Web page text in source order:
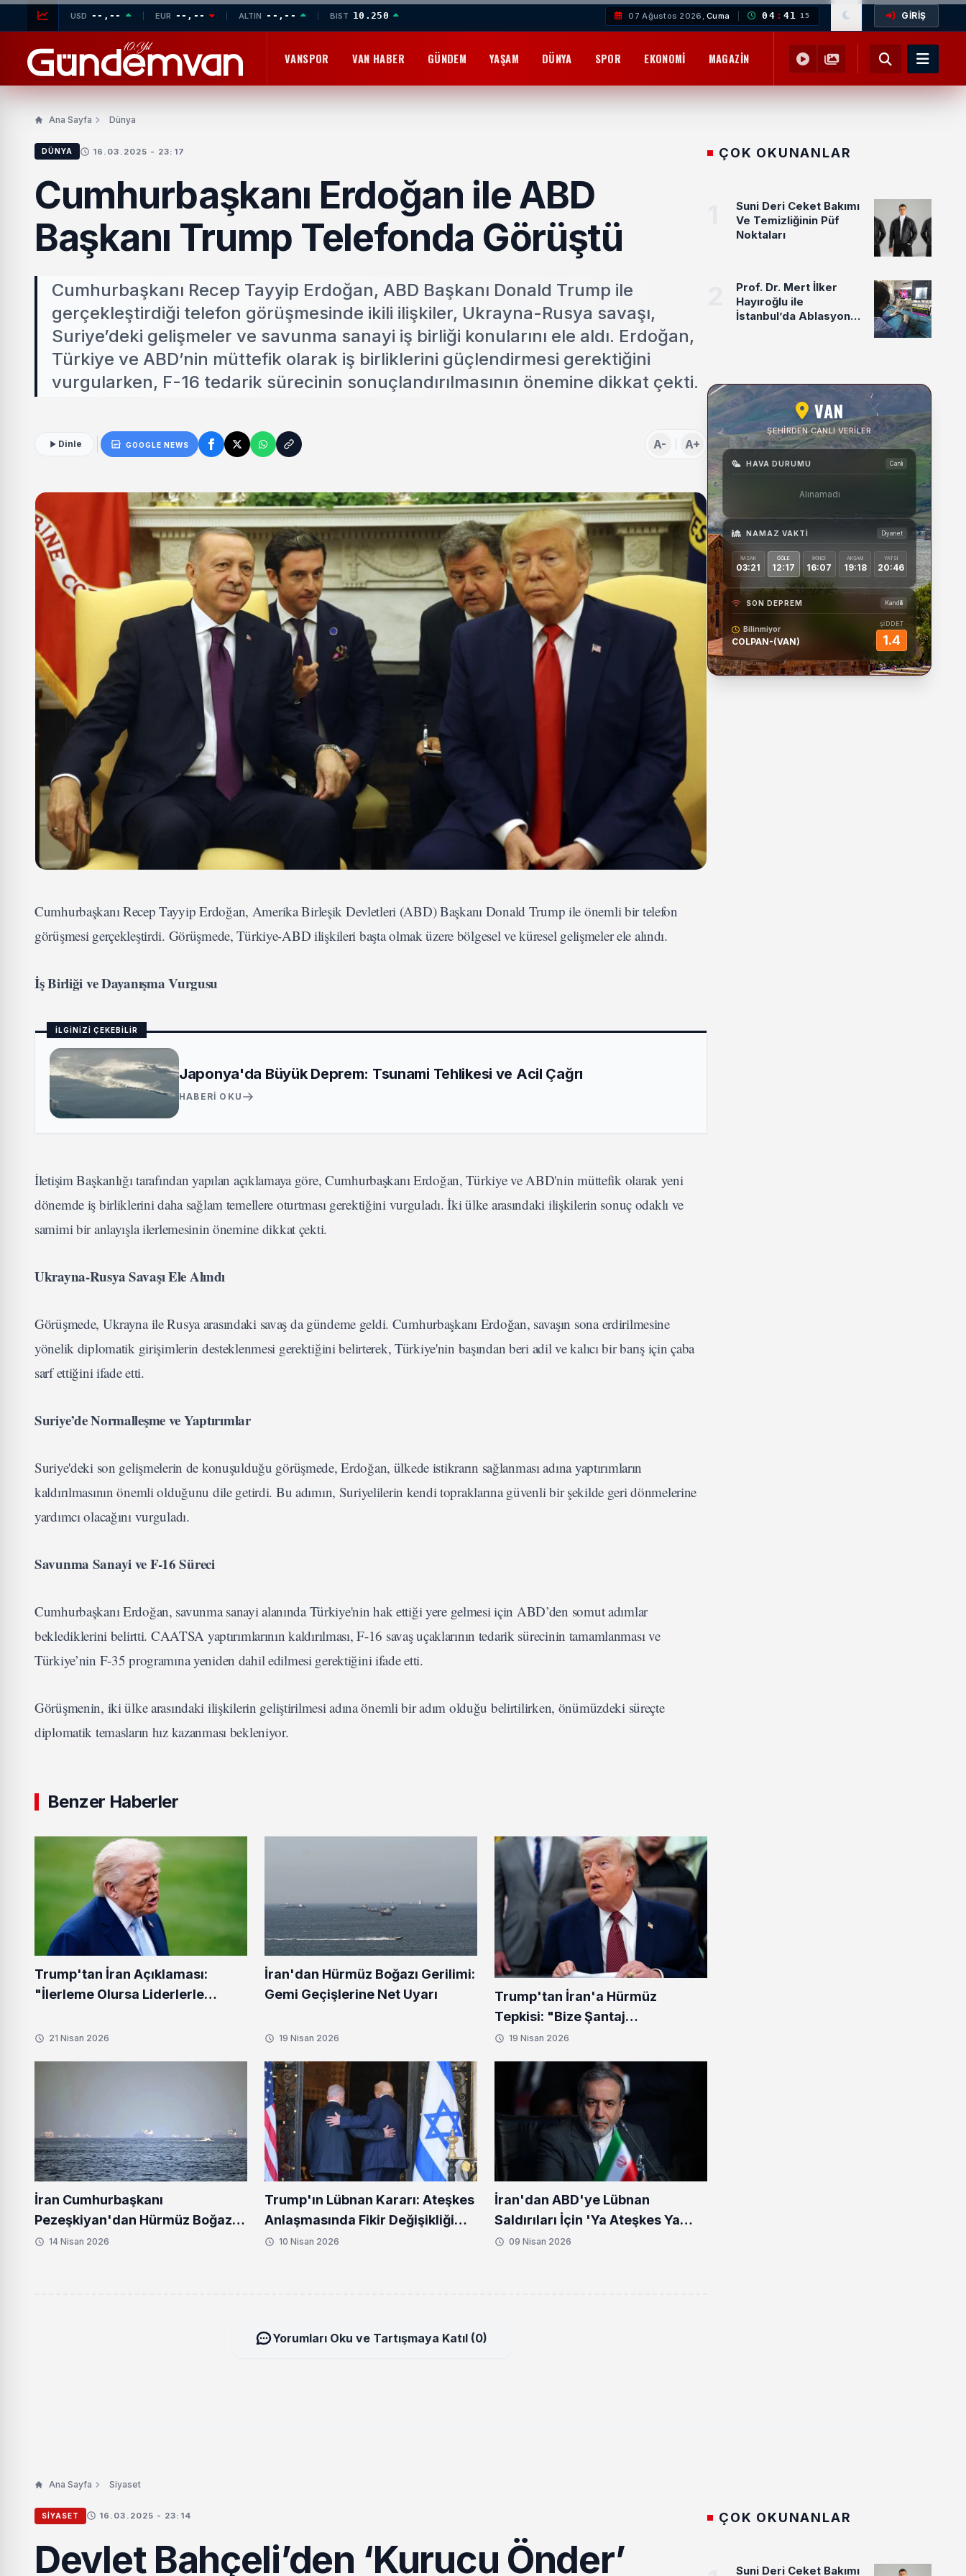
USD --,-- EUR --,-- ALTIN --,-- BIST 10.250 07 Ağustos 2026,Cuma 04 : 41 16 GİRİŞ
VANSPOR VAN HABER GÜNDEM YAŞAM DÜNYA SPOR EKONOMI MAGAZIN YEMEK TARIFLERI SAĞLIK
Ana Sayfa Dünya
DÜNYA 16.03.2025 - 23:17
Cumhurbaşkanı Erdoğan ile ABD
Başkanı Trump Telefonda Görüştü
Cumhurbaşkanı Recep Tayyip Erdoğan, ABD Başkanı Donald Trump ile
gerçekleştirdiği telefon görüşmesinde ikili ilişkiler, Ukrayna-Rusya savaşı,
Suriye’deki gelişmeler ve savunma sanayi iş birliği konularını ele aldı. Erdoğan,
Türkiye ve ABD’nin müttefik olarak iş birliklerini güçlendirmesi gerektiğini
vurgularken, F-16 tedarik sürecinin sonuçlandırılmasının önemine dikkat çekti.
Dinle GOOGLE NEWS A- A+
Cumhurbaşkanı Recep Tayyip Erdoğan, Amerika Birleşik Devletleri (ABD) Başkanı Donald Trump ile önemli bir telefon
görüşmesi gerçekleştirdi. Görüşmede, Türkiye-ABD ilişkileri başta olmak üzere bölgesel ve küresel gelişmeler ele alındı.
İş Birliği ve Dayanışma Vurgusu
İLGİNİZİ ÇEKEBİLİR
Japonya'da Büyük Deprem: Tsunami Tehlikesi ve Acil Çağrı
HABERI OKU
İletişim Başkanlığı tarafından yapılan açıklamaya göre, Cumhurbaşkanı Erdoğan, Türkiye ve ABD'nin müttefik olarak yeni
dönemde iş birliklerini daha sağlam temellere oturtması gerektiğini vurguladı. İki ülke arasındaki ilişkilerin sonuç odaklı ve
samimi bir anlayışla ilerlemesinin önemine dikkat çekti.
Ukrayna-Rusya Savaşı Ele Alındı
Görüşmede, Ukrayna ile Rusya arasındaki savaş da gündeme geldi. Cumhurbaşkanı Erdoğan, savaşın sona erdirilmesine
yönelik diplomatik girişimlerin desteklenmesi gerektiğini belirterek, Türkiye'nin başından beri adil ve kalıcı bir barış için çaba
sarf ettiğini ifade etti.
Suriye’de Normalleşme ve Yaptırımlar
Suriye'deki son gelişmelerin de konuşulduğu görüşmede, Erdoğan, ülkede istikrarın sağlanması adına yaptırımların
kaldırılmasının önemli olduğunu dile getirdi. Bu adımın, Suriyelilerin kendi topraklarına güvenli bir şekilde geri dönmelerine
yardımcı olacağını vurguladı.
Savunma Sanayi ve F-16 Süreci
Cumhurbaşkanı Erdoğan, savunma sanayi alanında Türkiye'nin hak ettiği yere gelmesi için ABD’den somut adımlar
beklediklerini belirtti. CAATSA yaptırımlarının kaldırılması, F-16 savaş uçaklarının tedarik sürecinin tamamlanması ve
Türkiye’nin F-35 programına yeniden dahil edilmesi gerektiğini ifade etti.
Görüşmenin, iki ülke arasındaki ilişkilerin geliştirilmesi adına önemli bir adım olduğu belirtilirken, önümüzdeki süreçte
diplomatik temasların hız kazanması bekleniyor.
Benzer Haberler
Trump'tan İran Açıklaması:
"İlerleme Olursa Liderlerle
21 Nisan 2026
İran'dan Hürmüz Boğazı Gerilimi:
Gemi Geçişlerine Net Uyarı
19 Nisan 2026
Trump'tan İran'a Hürmüz
Tepkisi: "Bize Şantaj
Yapamazlar"
19 Nisan 2026
İran Cumhurbaşkanı
Pezeşkiyan'dan Hürmüz Boğazı
İçin Kritik Uyarı
14 Nisan 2026
Trump'ın Lübnan Kararı: Ateşkes
Anlaşmasında Fikir Değişikliği
İddiası
10 Nisan 2026
İran'dan ABD'ye Lübnan
Saldırıları İçin 'Ya Ateşkes Ya
Savaş' Çağrısı
09 Nisan 2026
Yorumları Oku ve Tartışmaya Katıl (0)
ÇOK OKUNANLAR
Suni Deri Ceket Bakımı
Ve Temizliğinin Püf
Noktaları
Prof. Dr. Mert İlker
Hayıroğlu ile
İstanbul’da Ablasyon
VAN
ŞEHIRDEN CANLI VERILER
HAVA DURUMU Canlı
Alınamadı
NAMAZ VAKTI Diyanet
İMSAK
03:21
ÖĞLE
12:17
İKINDI
16:07
AKŞAM
19:18
YATSI
20:46
SON DEPREM Kandilli
Bilinmiyor
COLPAN-(VAN)
ŞİDDET
1.4
Ana Sayfa Siyaset
SIYASET 16.03.2025 - 23:14
Devlet Bahçeli’den ‘Kurucu Önder’
ÇOK OKUNANLAR
Suni Deri Ceket Bakımı